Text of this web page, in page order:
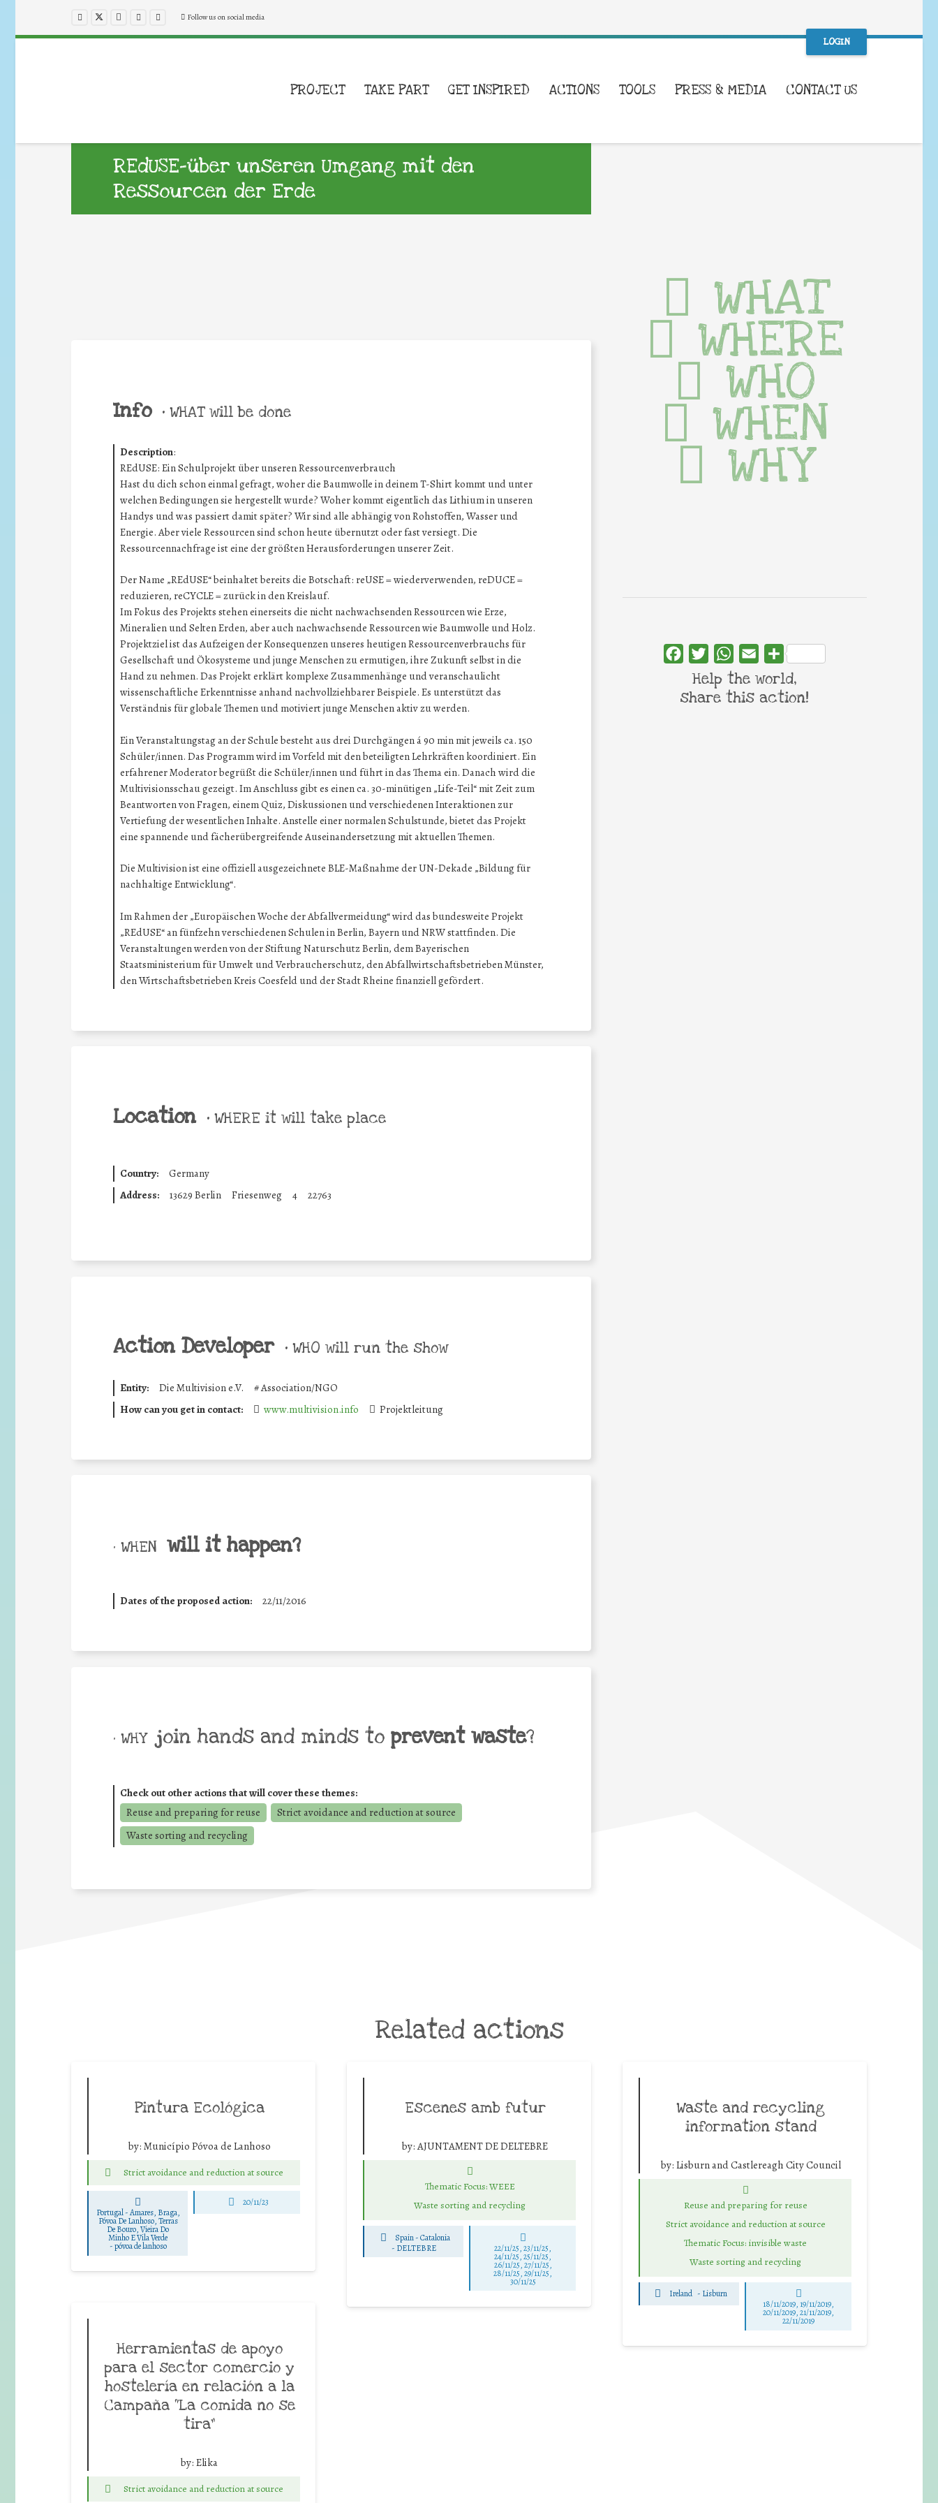
Follow us on social media
LOGIN
PROJECT TAKE PART GET INSPIRED ACTIONS TOOLS PRESS & MEDIA CONTACT US
REdUSE-über unseren Umgang mit den
Ressourcen der Erde
Info • WHAT will be done
Description:
REdUSE: Ein Schulprojekt über unseren Ressourcenverbrauch
Hast du dich schon einmal gefragt, woher die Baumwolle in deinem T-Shirt kommt und unter
welchen Bedingungen sie hergestellt wurde? Woher kommt eigentlich das Lithium in unseren
Handys und was passiert damit später? Wir sind alle abhängig von Rohstoffen, Wasser und
Energie. Aber viele Ressourcen sind schon heute übernutzt oder fast versiegt. Die
Ressourcennachfrage ist eine der größten Herausforderungen unserer Zeit.
Der Name „REdUSE“ beinhaltet bereits die Botschaft: reUSE = wiederverwenden, reDUCE =
reduzieren, reCYCLE = zurück in den Kreislauf.
Im Fokus des Projekts stehen einerseits die nicht nachwachsenden Ressourcen wie Erze,
Mineralien und Selten Erden, aber auch nachwachsende Ressourcen wie Baumwolle und Holz.
Projektziel ist das Aufzeigen der Konsequenzen unseres heutigen Ressourcenverbrauchs für
Gesellschaft und Ökosysteme und junge Menschen zu ermutigen, ihre Zukunft selbst in die
Hand zu nehmen. Das Projekt erklärt komplexe Zusammenhänge und veranschaulicht
wissenschaftliche Erkenntnisse anhand nachvollziehbarer Beispiele. Es unterstützt das
Verständnis für globale Themen und motiviert junge Menschen aktiv zu werden.
Ein Veranstaltungstag an der Schule besteht aus drei Durchgängen á 90 min mit jeweils ca. 150
Schüler/innen. Das Programm wird im Vorfeld mit den beteiligten Lehrkräften koordiniert. Ein
erfahrener Moderator begrüßt die Schüler/innen und führt in das Thema ein. Danach wird die
Multivisionsschau gezeigt. Im Anschluss gibt es einen ca. 30-minütigen „Life-Teil“ mit Zeit zum
Beantworten von Fragen, einem Quiz, Diskussionen und verschiedenen Interaktionen zur
Vertiefung der wesentlichen Inhalte. Anstelle einer normalen Schulstunde, bietet das Projekt
eine spannende und fächerübergreifende Auseinandersetzung mit aktuellen Themen.
Die Multivision ist eine offiziell ausgezeichnete BLE-Maßnahme der UN-Dekade „Bildung für
nachhaltige Entwicklung“.
Im Rahmen der „Europäischen Woche der Abfallvermeidung“ wird das bundesweite Projekt
„REdUSE“ an fünfzehn verschiedenen Schulen in Berlin, Bayern und NRW stattfinden. Die
Veranstaltungen werden von der Stiftung Naturschutz Berlin, dem Bayerischen
Staatsministerium für Umwelt und Verbraucherschutz, den Abfallwirtschaftsbetrieben Münster,
den Wirtschaftsbetrieben Kreis Coesfeld und der Stadt Rheine finanziell gefördert.
Location • WHERE it will take place
Country:
Germany
Address:
13629 Berlin Friesenweg 4 22763
Action Developer • WHO will run the show
Entity: Die Multivision e.V. #Association/NGO
How can you get in contact:
www.multivision.info Projektleitung
• WHEN will it happen?
Dates of the proposed action: 22/11/2016
• WHY join hands and minds to prevent waste?
Check out other actions that will cover these themes:
Reuse and preparing for reuse
Strict avoidance and reduction at source
Waste sorting and recycling
WHAT
WHERE
WHO
WHEN
WHY
FacebookTwitterWhatsApp
Email Share
Help the world,
share this action!
Related actions
Pintura Ecológica
by: Município Póvoa de Lanhoso
Strict avoidance and reduction at source
Portugal - Amares, Braga,
Póvoa De Lanhoso, Terras
De Bouro, Vieira Do
Minho E Vila Verde
-póvoa de lanhoso
20/11/23
Escenes amb futur
by:AJUNTAMENT DE DELTEBRE
Thematic Focus: WEEE
Waste sorting and recycling
Spain - Catalonia
- DELTEBRE 22/11/25,23/11/25,
24/11/25,25/11/25,
26/11/25,27/11/25,
28/11/25,29/11/25,
30/11/25
Waste and recycling
information stand
by: Lisburn and Castlereagh City Council
Reuse and preparing for reuse
Strict avoidance and reduction at source
Thematic Focus: invisible waste
Waste sorting and recycling
Ireland - Lisburn
18/11/2019, 19/11/2019,
20/11/2019, 21/11/2019,
22/11/2019
Herramientas de apoyo
para el sector comercio y
hostelería en relación a la
Campaña “La comida no se
tira”
by: Elika
Strict avoidance and reduction at source